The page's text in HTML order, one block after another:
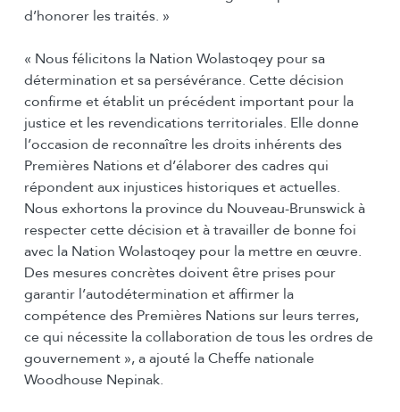
d’honorer les traités. »
« Nous félicitons la Nation Wolastoqey pour sa
détermination et sa persévérance. Cette décision
confirme et établit un précédent important pour la
justice et les revendications territoriales. Elle donne
l’occasion de reconnaître les droits inhérents des
Premières Nations et d’élaborer des cadres qui
répondent aux injustices historiques et actuelles.
Nous exhortons la province du Nouveau-Brunswick à
respecter cette décision et à travailler de bonne foi
avec la Nation Wolastoqey pour la mettre en œuvre.
Des mesures concrètes doivent être prises pour
garantir l’autodétermination et affirmer la
compétence des Premières Nations sur leurs terres,
ce qui nécessite la collaboration de tous les ordres de
gouvernement », a ajouté la Cheffe nationale
Woodhouse Nepinak.